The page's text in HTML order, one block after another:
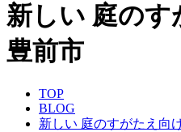
新しい 庭のす
豊前市
TOP
BLOG
新しい 庭のすがたえ向